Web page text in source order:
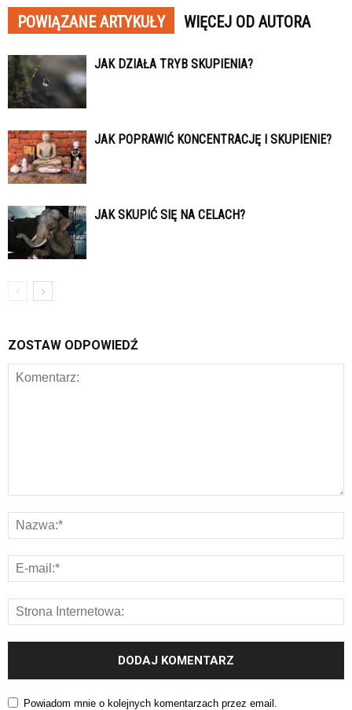
POWIĄZANE ARTYKUŁY WIĘCEJ OD AUTORA
JAK DZIAŁA TRYB SKUPIENIA?
JAK POPRAWIĆ KONCENTRACJĘ I SKUPIENIE?
JAK SKUPIĆ SIĘ NA CELACH?
ZOSTAW ODPOWIEDŹ
Powiadom mnie o kolejnych komentarzach przez email.